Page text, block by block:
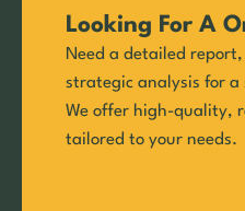
Looking For A
Need a detailed
strategic analysis for a
We offer high-quality,
tailored to your needs.